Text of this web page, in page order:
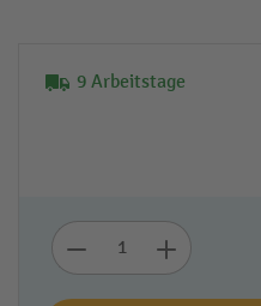
9 Arbeitstage